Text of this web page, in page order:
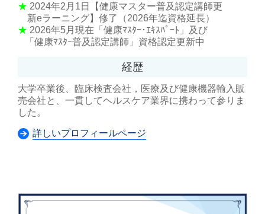
★ 2024年2月1日【健康マスター普及認定講師更
新eラーニング】修了（2026年迄資格延長）
★ 2026年5月現在「健康ﾏｽﾀｰ･ｴｷｽﾊﾟｰﾄ」及び
「健康ﾏｽﾀｰ普及認定講師」資格認定更新中
経歴
大学卒業後、臨床検査会社，医療及び健康機器輸入販
売会社と、一貫してヘルスケア業界に携わって参りま
した。
詳しいプロフィールページ